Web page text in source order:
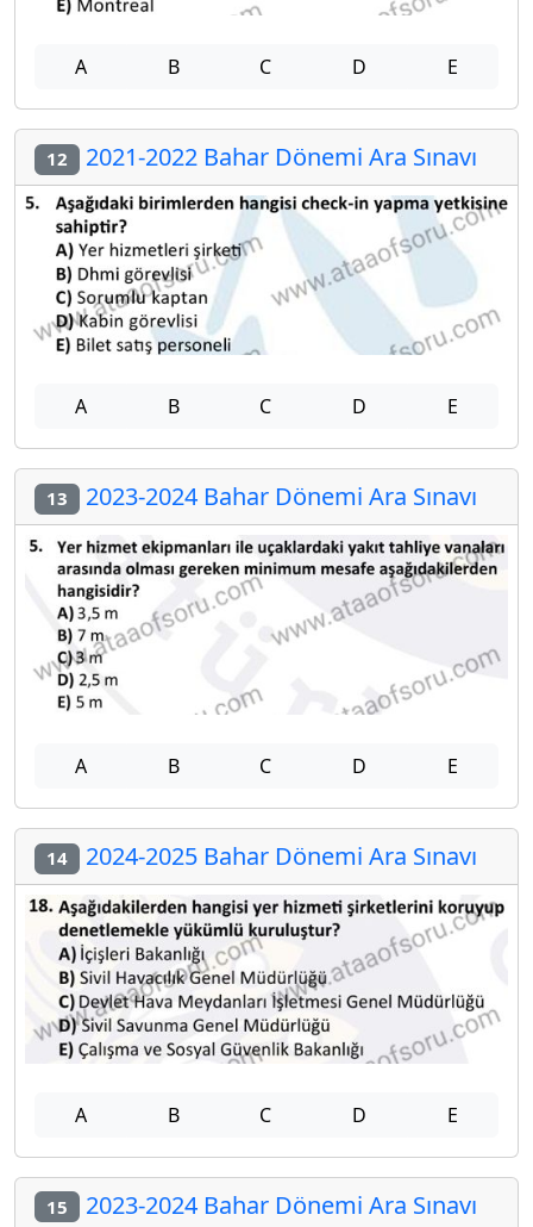
A B C D E
12 2021-2022 Bahar Dönemi Ara Sınavı
A B C D E
13 2023-2024 Bahar Dönemi Ara Sınavı
A B C D E
14 2024-2025 Bahar Dönemi Ara Sınavı
A B C D E
15 2023-2024 Bahar Dönemi Ara Sınavı